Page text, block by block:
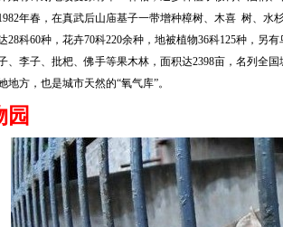
年春，在真武后山庙基子一带增种樟树、木喜 树、水
28科60种，花卉70科220余种，地被植物36科125种，
、李子、批杷、佛手等果木林，面积达2398亩，名列全
地方，也是城市天然的“氧气库”。
园